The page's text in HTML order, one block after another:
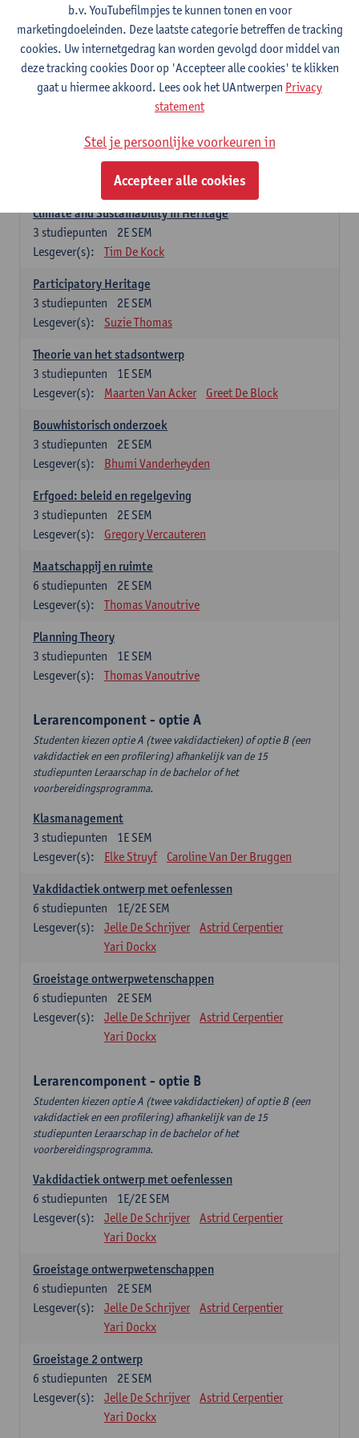
2E SEM
3
studiepunten
Lesgever(s):
Els De Vos
Heritage: Global and European Frames
1E SEM
3studiepunten
Jermina Stanojev
Built Heritage
1E SEM
studiepunten
Yonca Erkan
Climate and Sustainability in Heritage
2E SEM
3 studiepunten
Lesgever(s):
Tim De Kock
Participatory Heritage
2E SEM
3 studiepunten
Lesgever(s):
Suzie Thomas
Theorie van het stadsontwerp
1E SEM
3 studiepunten
Lesgever(s):
Maarten Van Acker Greet De Block
Bouwhistorisch onderzoek
2E SEM
3 studiepunten
Lesgever(s):
Bhumi Vanderheyden
Erfgoed: beleid en regelgeving
2E SEM
3 studiepunten
Lesgever(s):
Gregory Vercauteren
Maatschappij en ruimte
2E SEM
6 studiepunten
Lesgever(s):
Thomas Vanoutrive
Planning Theory
1E SEM
3 studiepunten
Lesgever(s):
Thomas Vanoutrive
Lerarencomponent - optie A
Studenten kiezen optie A (twee vakdidactieken) of optie B (een
vakdidactiek en een profilering) afhankelijk van de 15
studiepunten Leraarschap in de bachelor of het
voorbereidingsprogramma.
Klasmanagement
1E SEM
3 studiepunten
Lesgever(s):
Elke Struyf Caroline Van Der Bruggen
Vakdidactiek ontwerp met oefenlessen
1E/2E SEM
6 studiepunten
Lesgever(s):
Jelle De Schrijver
Astrid Cerpentier
Yari Dockx
Groeistage ontwerpwetenschappen
2E SEM
6 studiepunten
Lesgever(s):
Jelle De Schrijver
Astrid Cerpentier
Yari Dockx
Lerarencomponent - optie B
Studenten kiezen optie A (twee vakdidactieken) of optie B (een
vakdidactiek en een profilering) afhankelijk van de 15
studiepunten Leraarschap in de bachelor of het
voorbereidingsprogramma.
Vakdidactiek ontwerp met oefenlessen
1E/2E SEM
6 studiepunten
Lesgever(s):
Jelle De Schrijver
Astrid Cerpentier
Yari Dockx
Groeistage ontwerpwetenschappen
2E SEM
6 studiepunten
Lesgever(s):
Jelle De Schrijver
Astrid Cerpentier
Yari Dockx
Groeistage 2 ontwerp
2E SEM
6 studiepunten
Lesgever(s):
Jelle De Schrijver
Astrid Cerpentier
Yari Dockx
b.v. YouTubefilmpjes te kunnen tonen en voor
marketingdoeleinden. Deze laatste categorie betreffen de tracking
cookies. Uw internetgedrag kan worden gevolgd door middel van
deze tracking cookies Door op 'Accepteer alle cookies' te klikken
gaat u hiermee akkoord. Lees ook het UAntwerpen Privacy
statement
Stel je persoonlijke voorkeuren in
Accepteer alle cookies